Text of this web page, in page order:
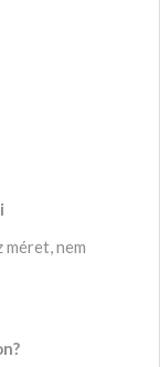
nem